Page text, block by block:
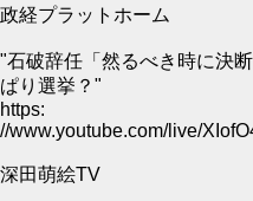
政経プラットホーム
"石破辞任「然るべき時に決
ぱり選挙？"
https:
//www.youtube.com/live/
深田萌絵TV